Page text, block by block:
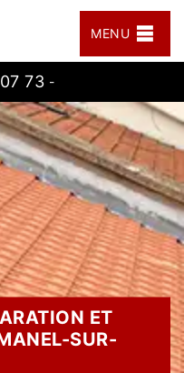
MENU
73 -
ET
SUR-